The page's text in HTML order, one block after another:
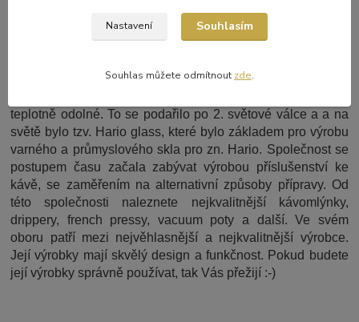
Firma Hario byla založena v roce 1921 panem Hiromu
výrobu žáruvzdorného skla pro chemii. Později začala
teplotně odolné. To se podařilo po 2. světové válce a a na
světě bylo tzv. Hario glass, které bylo základem pro výrobu
varného a průmyslového skla pro zn. Hario. Společnost se
postupem času začala zabývat výrobou příslušenství ke
kávě, se zaměřením na alternativní způsoby přípravy. Od
této společnosti naleznete nejkvalitnější kávomlýnky,
drippery, french pressy, vacuum poty a další. Ve svém
oboru patří mezi nejvěhlasnější a nejkvalitnější výrobce.
Její výrobky mají skvělý design a funkčnost. Pokud budete
její výrobky správně používat, tak Vás přežijí :-)
Nastavení Souhlasím
Souhlas můžete odmítnout zde.